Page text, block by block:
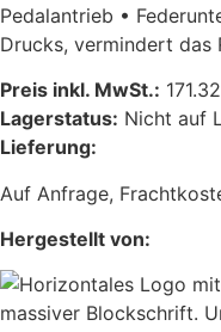
Pedalantrieb •
Drucks, vermindert
Preis inkl. MwSt.:
Lagerstatus: Nicht auf
Lieferung:
Auf Anfrage,
Hergestellt von: